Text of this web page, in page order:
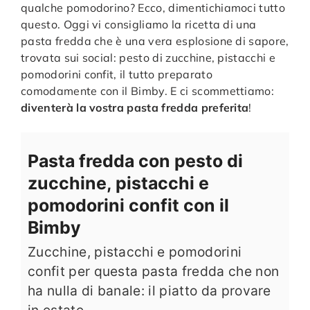
qualche pomodorino? Ecco, dimentichiamoci tutto
questo. Oggi vi consigliamo la ricetta di una
pasta fredda che è una vera esplosione di sapore,
trovata sui social: pesto di zucchine, pistacchi e
pomodorini confit, il tutto preparato
comodamente con il Bimby. E ci scommettiamo:
diventerà la vostra pasta fredda preferita!
Pasta fredda con pesto di
zucchine, pistacchi e
pomodorini confit con il
Bimby
Zucchine, pistacchi e pomodorini
confit per questa pasta fredda che non
ha nulla di banale: il piatto da provare